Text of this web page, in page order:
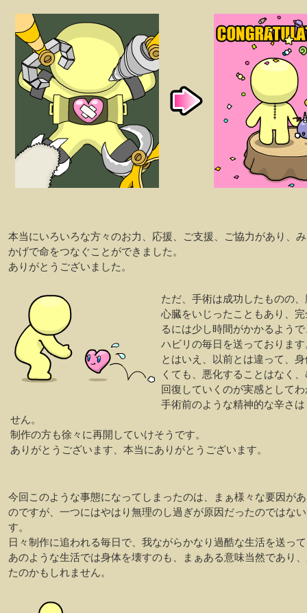
本当にいろいろな方々のお力、応援、ご支援、ご協力があり、
かげで命をつなぐことができました。
ありがとうございました。
ただ、手術は成功したものの
心臓をいじったこともあり、
るには少し時間がかかるよう
ハビリの毎日を送っております
とはいえ、以前とは違って、
くても、悪化することはなく
回復していくのが実感として
手術前のような精神的な辛さ
せん。
制作の方も徐々に再開していけそうです。
ありがとうございます、本当にありがとうございます。
今回このような事態になってしまったのは、まぁ様々な要因が
のですが、一つにはやはり無理のし過ぎが原因だったのではな
す。
日々制作に追われる毎日で、我ながらかなり過酷な生活を送っ
あのような生活では身体を壊すのも、まぁある意味当然であり
たのかもしれません。